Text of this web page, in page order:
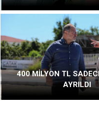
400 MİLYON TL
AYRILDI